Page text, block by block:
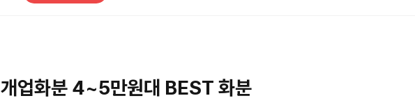
개업화분 4~5만원대 BEST 화분